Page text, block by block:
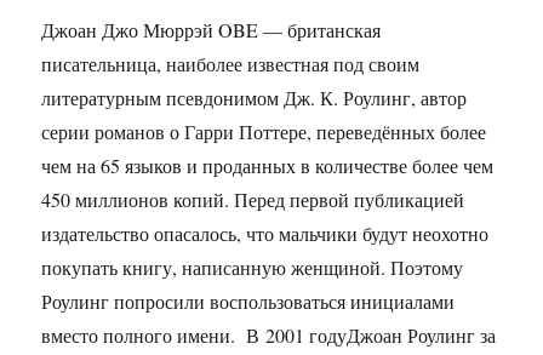
Джоан Джо Мюррэй OBE — британская
писательница, наиболее известная под своим
литературным псевдонимом Дж. К. Роулинг, автор
серии романов о Гарри Поттере, переведённых более
чем на 65 языков и проданных в количестве более чем
450 миллионов копий. Перед первой публикацией
издательство опасалось, что мальчики будут неохотно
покупать книгу, написанную женщиной. Поэтому
Роулинг попросили воспользоваться инициалами
вместо полного имени. В 2001 годуДжоан Роулинг за